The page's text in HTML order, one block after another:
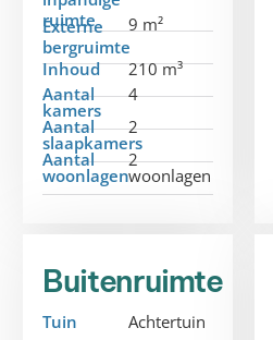
ruimte
Externe
bergruimte
9 m²
Inhoud
210 m³
Aantal
kamers
4
Aantal
slaapkamers
2
Aantal
woonlagen
2
woonlagen
Buitenruimte
Tuin
Achtertuin